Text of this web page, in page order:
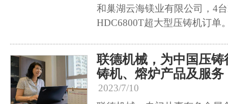
和巢湖云海镁业有限公司，4
HDC6800T超大型压铸机订单
联德机械，为中国压
铸机、熔炉产品及服务
2023/7/10